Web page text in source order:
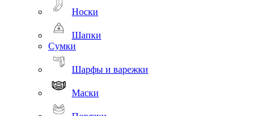
Носки
Шапки
Сумки
Шарфы и варежки
Маски